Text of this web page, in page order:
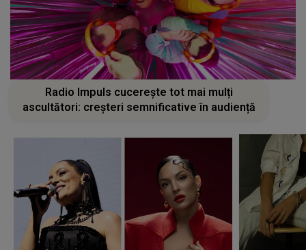
Radio Impuls cucerește tot mai mulți
ascultători: creșteri semnificative în audiență